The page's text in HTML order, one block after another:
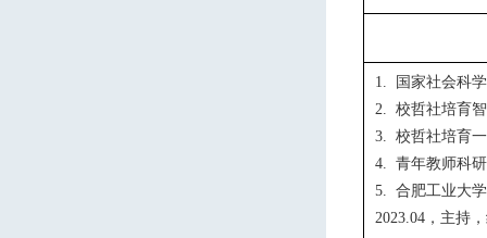
1. 国家社会科学
2. 校哲社培育
3. 校哲社培育
4. 青年教师科
5. 合肥工业大
2023.04 ， 主持